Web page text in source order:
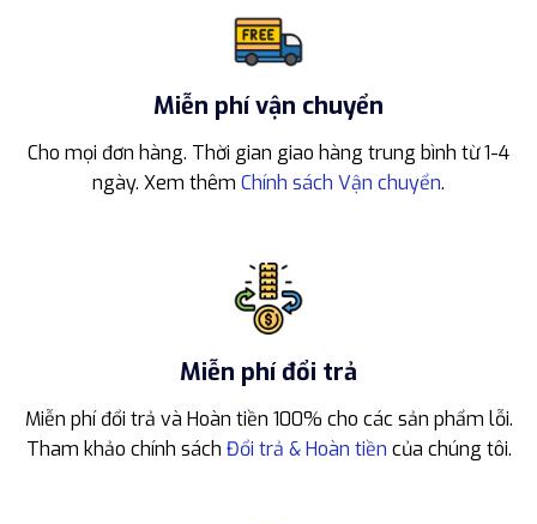
Miễn phí vận chuyển
Cho mọi đơn hàng. Thời gian giao hàng trung bình từ 1-4
ngày. Xem thêm Chính sách Vận chuyển.
Miễn phí đổi trả
Miễn phí đổi trả và Hoàn tiền 100% cho các sản phẩm lỗi.
Tham khảo chính sách Đổi trả & Hoàn tiền của chúng tôi.